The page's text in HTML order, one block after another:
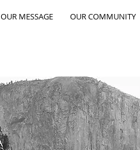
OUR MESSAGE OUR COMMUNITY